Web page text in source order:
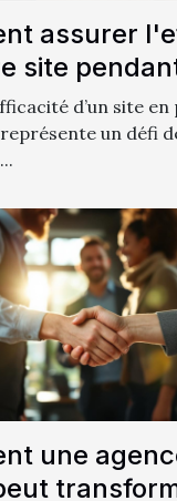
assurer
site
?
d’un site en
un défi
une